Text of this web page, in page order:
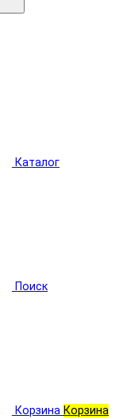
Каталог
Поиск
Корзина Корзина